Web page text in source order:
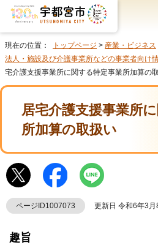
現在の位置： トップページ > 産業・ビジネス
法人・施設及び介護事業所などの事業者向け
宅介護支援事業所に関する特定事業所加算の
居宅介護支援事業所
所加算の取扱い
ページID1007073 更新日 令和6年3月
趣旨